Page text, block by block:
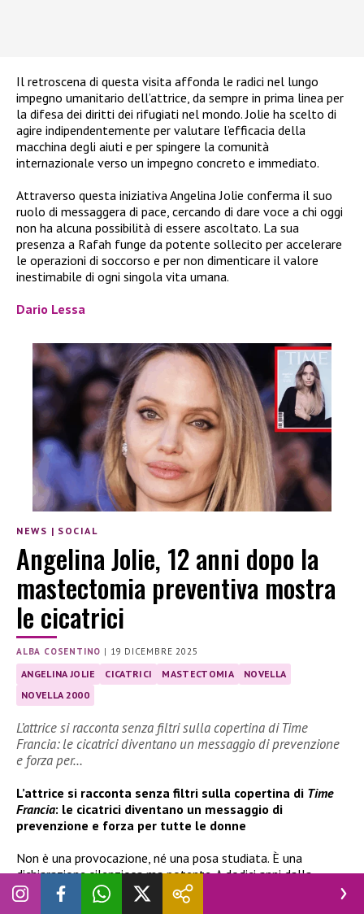
Il retroscena di questa visita affonda le radici nel lungo
impegno umanitario dell’attrice, da sempre in prima linea per
la difesa dei diritti dei rifugiati nel mondo. Jolie ha scelto di
agire indipendentemente per valutare l’efficacia della
macchina degli aiuti e per spingere la comunità
internazionale verso un impegno concreto e immediato.
Attraverso questa iniziativa Angelina Jolie conferma il suo
ruolo di messaggera di pace, cercando di dare voce a chi oggi
non ha alcuna possibilità di essere ascoltato. La sua
presenza a Rafah funge da potente sollecito per accelerare
le operazioni di soccorso e per non dimenticare il valore
inestimabile di ogni singola vita umana.
Dario Lessa
NEWS | SOCIAL
Angelina Jolie, 12 anni dopo la
mastectomia preventiva mostra
le cicatrici
ALBA COSENTINO | 19 DICEMBRE 2025
ANGELINA JOLIE CICATRICI MASTECTOMIA
NOVELLA
NOVELLA 2000
L’attrice si racconta senza filtri sulla copertina di Time
Francia: le cicatrici diventano un messaggio di prevenzione
e forza per…
L’attrice si racconta senza filtri sulla copertina di Time
Francia: le cicatrici diventano un messaggio di
prevenzione e forza per tutte le donne
Non è una provocazione, né una posa studiata. È una
dichiarazione silenziosa ma potente. A dodici anni dalla
mastectomia preventiva, Angelina Jolie sceglie di mostrarsi
così com’è, con le cicatrici ben visibili, trasformandole in un